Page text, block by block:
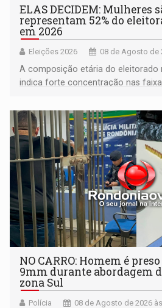
ELAS DECIDEM: Mulheres
representam 52% do
em 2026
Eleições 2026 08 de Agosto de
A composição etária do eleitorado
indica forte concentração nas
NO CARRO: Homem é
9mm durante abordagem
zona Sul
Polícia 08 de Agosto de 2026